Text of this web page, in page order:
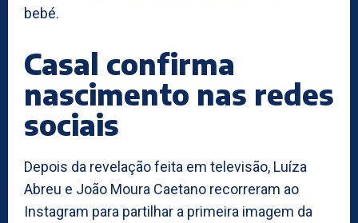
bebé.
Casal confirma
nascimento nas redes
sociais
Depois da revelação feita em televisão, Luíza
Abreu e João Moura Caetano recorreram ao
Instagram para partilhar a primeira imagem da